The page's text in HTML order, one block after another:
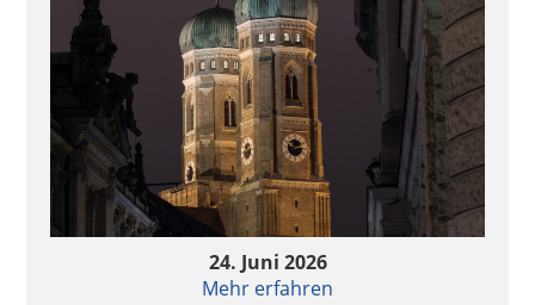
24. Juni 2026
Mehr erfahren